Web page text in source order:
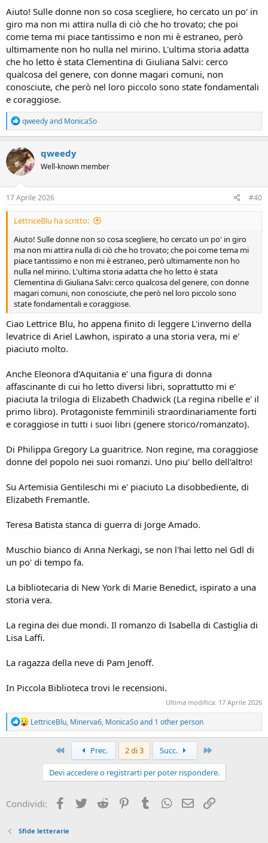
Aiuto! Sulle donne non so cosa scegliere, ho cercato un po' in
giro ma non mi attira nulla di ciò che ho trovato; che poi
come tema mi piace tantissimo e non mi è estraneo, però
ultimamente non ho nulla nel mirino. L'ultima storia adatta
che ho letto è stata Clementina di Giuliana Salvi: cerco
qualcosa del genere, con donne magari comuni, non
conosciute, che però nel loro piccolo sono state fondamentali
e coraggiose.
R
e
a
c
t
i
o
n
s
qweedyand MonicaSo
qweedy
Well-known member
17 Aprile 2026 #40
LettriceBlu ha scritto:
Aiuto! Sulle donne non so cosa scegliere, ho cercato un po' in giro
ma non mi attira nulla di ciò che ho trovato; che poi come tema mi
piace tantissimo e non mi è estraneo, però ultimamente non ho
nulla nel mirino. L'ultima storia adatta che ho letto è stata
Clementina di Giuliana Salvi: cerco qualcosa del genere, con donne
magari comuni, non conosciute, che però nel loro piccolo sono
state fondamentali e coraggiose.
Ciao Lettrice Blu, ho appena finito di leggere L'inverno della
levatrice di Ariel Lawhon, ispirato a una storia vera, mi e'
piaciuto molto.
Anche Eleonora d'Aquitania e' una figura di donna
affascinante di cui ho letto diversi libri, soprattutto mi e'
piaciuta la trilogia di Elizabeth Chadwick (La regina ribelle e' il
primo libro). Protagoniste femminili straordinariamente forti
e coraggiose in tutti i suoi libri (genere storico/romanzato).
Di Philippa Gregory La guaritrice. Non regine, ma coraggiose
donne del popolo nei suoi romanzi. Uno piu' bello dell'altro!
Su Artemisia Gentileschi mi e' piaciuto La disobbediente, di
Elizabeth Fremantle.
Teresa Batista stanca di guerra di Jorge Amado.
Muschio bianco di Anna Nerkagi, se non l'hai letto nel Gdl di
un po' di tempo fa.
La bibliotecaria di New York di Marie Benedict, ispirato a una
storia vera.
La regina dei due mondi. Il romanzo di Isabella di Castiglia di
Lisa Laffi.
La ragazza della neve di Pam Jenoff.
In Piccola Biblioteca trovi le recensioni.
Ultima modifica: 17 Aprile 2026
R
e
a
:
LettriceBlu, Minerva6, MonicaSoand 1 other person
Primo Prec. 2 di 3 Succ.
Devi accedere o registrarti per poter rispondere.
Condividi: Facebook
Twitter Reddit PinterestTumblrWhatsApp
e-mail
Sfide letterarie